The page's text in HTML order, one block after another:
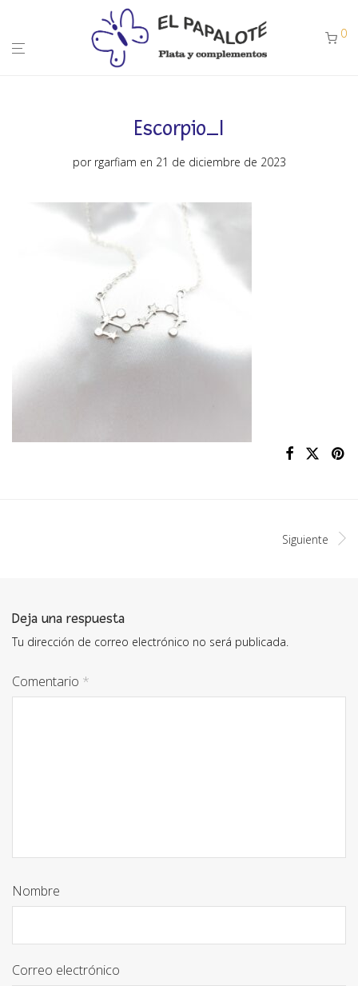
0
Escorpio_I
por rgarfiam en 21 de diciembre de 2023
Siguiente
Deja una respuesta
Tu dirección de correo electrónico no será publicada.
Comentario *
Nombre
Correo electrónico